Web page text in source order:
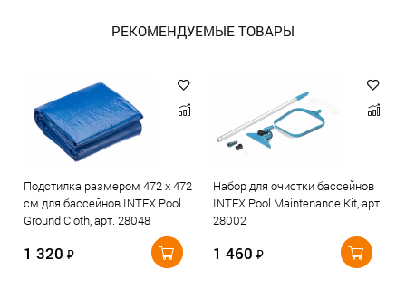
РЕКОМЕНДУЕМЫЕ ТОВАРЫ
Подстилка размером 472 х 472
см для бассейнов INTEX Pool
Ground Cloth, арт. 28048
1 320 ₽
Набор для очистки бассейнов
INTEX Pool Maintenance Kit, арт.
28002
1 460 ₽